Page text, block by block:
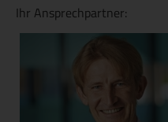
Ihr Ansprechpartner: